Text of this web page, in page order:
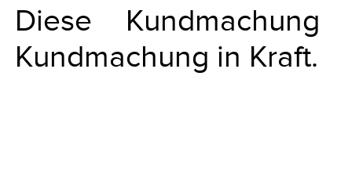
Diese
Kundmachung in Kraft.